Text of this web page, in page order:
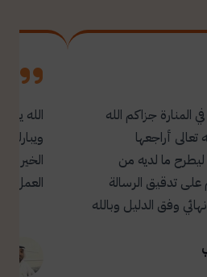
المنارة جزاكم الله
بإذن الله تعالى أراجعها
ما لديه من
على تدقيق الرسالة
وفق الدليل وبالله
الله
العمل.